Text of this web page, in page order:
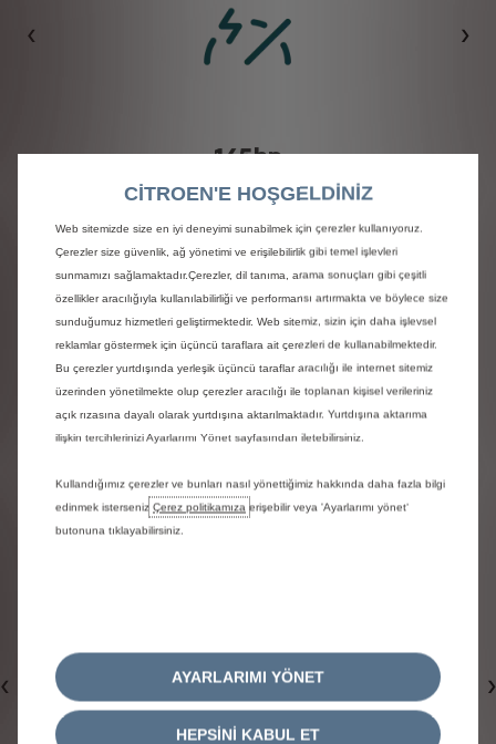
Bi̇r Önceki̇
145hp
Şehirde, sürüş zamanının %50’den
fazlasında elektrikli modda
Bi̇r
Bi̇r Önceki̇
CITROEN'E HOŞGELDİNİZ
Web sitemizde size en iyi deneyimi sunabilmek için çerezler kullanıyoruz.
Çerezler size güvenlik, ağ yönetimi ve erişilebilirlik gibi temel işlevleri
sunmamızı sağlamaktadır.Çerezler, dil tanıma, arama sonuçları gibi çeşitli
özellikler aracılığıyla kullanılabilirliği ve performansı artırmakta ve böylece size
sunduğumuz hizmetleri geliştirmektedir. Web sitemiz, sizin için daha işlevsel
reklamlar göstermek için üçüncü taraflara ait çerezleri de kullanabilmektedir.
Bu çerezler yurtdışında yerleşik üçüncü taraflar aracılığı ile internet sitemiz
üzerinden yönetilmekte olup çerezler aracılığı ile toplanan kişisel verileriniz
açık rızasına dayalı olarak yurtdışına aktarılmaktadır. Yurtdışına aktarıma
ilişkin tercihlerinizi Ayarlarımı Yönet sayfasından iletebilirsiniz.
Kullandığımız çerezler ve bunları nasıl yönettiğimiz hakkında daha fazla bilgi
edinmek isterseniz Çerez politikamıza erişebilir veya 'Ayarlarımı yönet‘
butonuna tıklayabilirsiniz.
AYARLARIMI YÖNET
HEPSİNİ KABUL ET